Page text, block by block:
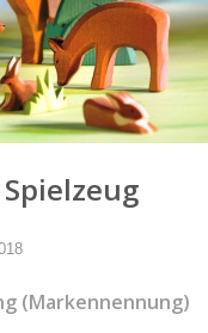
(Markennennung)